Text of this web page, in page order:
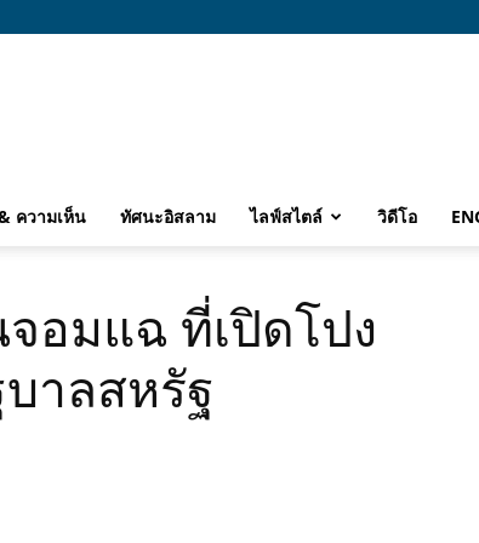
ความเห็น ทัศนะอิสลาม ไลฟ์สไตล์ วิดีโอ
อมแฉ ที่เปิดโปง
าลสหรัฐ